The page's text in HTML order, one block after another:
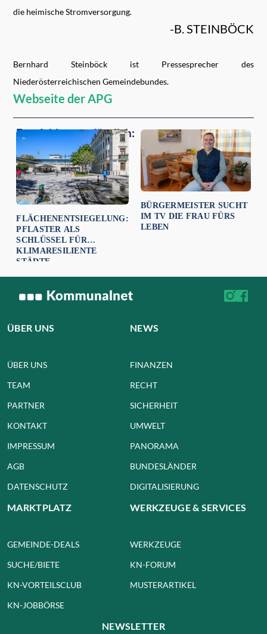
die heimische Stromversorgung.
-B. STEINBÖCK
Bernhard Steinböck ist Pressesprecher des
Niederösterreichischen Gemeindebundes.
Webseite der APG
Empfehlungen für dich:
FLÄCHENENTSIEGELUNG:
PFLASTER ALS
SCHLÜSSEL FÜR
KLIMARESILIENTE
STÄDTE
BÜRGERMEISTER SUCHT
IM TV DIE FRAU FÜRS
LEBEN
ÜBER UNS
ÜBER UNS
TEAM
PARTNER
KONTAKT
IMPRESSUM
AGB
DATENSCHUTZ
NEWS
FINANZEN
RECHT
SICHERHEIT
UMWELT
PANORAMA
BUNDESLÄNDER
DIGITALISIERUNG
MARKTPLATZ
GEMEINDE-DEALS
SUCHE/BIETE
KN-VORTEILSCLUB
KN-JOBBÖRSE
WERKZEUGE & SERVICES
WERKZEUGE
KN-FORUM
MUSTERARTIKEL
NEWSLETTER